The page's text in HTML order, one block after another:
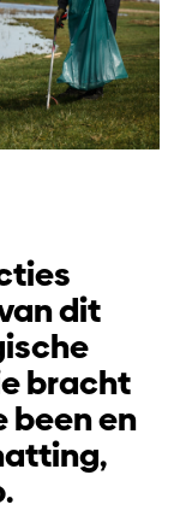
dit
bracht
been en